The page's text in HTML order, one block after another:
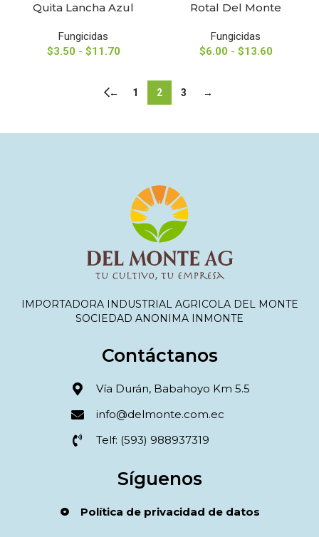
Quita Lancha Azul
Fungicidas
$3.50 - $11.70
Rotal Del Monte
Fungicidas
$6.00 - $13.60
← 1 2 3 →
IMPORTADORA INDUSTRIAL AGRICOLA DEL MONTE
SOCIEDAD ANONIMA INMONTE
Contáctanos
Vía Durán, Babahoyo Km 5.5
info@delmonte.com.ec
Telf: (593) 988937319
Síguenos
Política de privacidad de datos